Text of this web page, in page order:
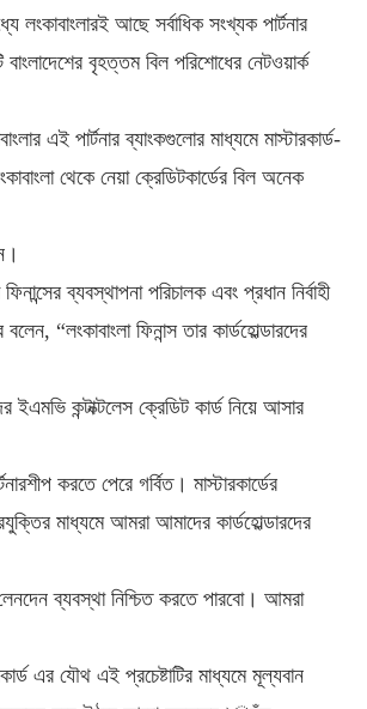
লংকাবাংলারই আছে সর্বাধিক সংখ্যক পার্টনার
বাংলাদেশের বৃহত্তম বিল পরিশোধের নেটওয়ার্ক
এই পার্টনার ব্যাংকগুলোর মাধ্যমে মাস্টারকার্ড-
থেকে নেয়া ক্রেডিটকার্ডের বিল অনেক
ব্যবস্থাপনা পরিচালক এবং প্রধান নির্বাহী
বলেন, “লংকাবাংলা ফিনান্স তার কার্ডহোল্ডারদের
ইএমভি কন্টাক্টলেস ক্রেডিট কার্ড নিয়ে আসার
করতে পেরে গর্বিত। মাস্টারকার্ডের
মাধ্যমে আমরা আমাদের কার্ডহোল্ডারদের
ব্যবস্থা নিশ্চিত করতে পারবো। আমরা
এর যৌথ এই প্রচেষ্টাটির মাধ্যমে মূল্যবান